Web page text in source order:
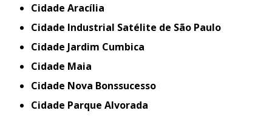
Cidade Aracília
Cidade Industrial Satélite de São Paulo
Cidade Jardim Cumbica
Cidade Maia
Cidade Nova Bonssucesso
Cidade Parque Alvorada